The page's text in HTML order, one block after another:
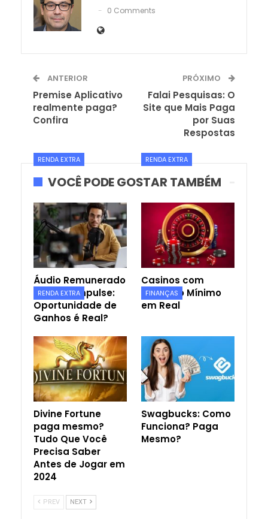
0 Comments
ANTERIOR
Premise Aplicativo
realmente paga?
Confira
PRÓXIMO
Falai Pesquisas: O
Site que Mais Paga
por Suas
Respostas
VOCÊ PODE GOSTAR TAMBÉM
RENDA EXTRA
Áudio Remunerado
e Grupo Impulse:
Oportunidade de
Ganhos é Real?
RENDA EXTRA
Casinos com
Depósito Mínimo
em Real
RENDA EXTRA
Divine Fortune
paga mesmo?
Tudo Que Você
Precisa Saber
Antes de Jogar em
2024
FINANÇAS
Swagbucks: Como
Funciona? Paga
Mesmo?
PREV NEXT